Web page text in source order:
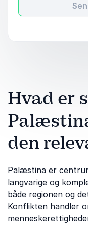
Hvad er
den
Palæstina er
langvarige og
både regionen og
Konflikten handler